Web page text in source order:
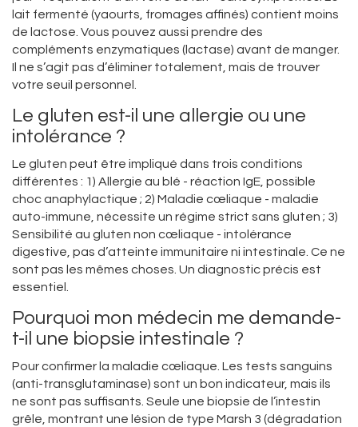
lait fermenté (yaourts, fromages affinés) contient moins
de lactose. Vous pouvez aussi prendre des
compléments enzymatiques (lactase) avant de manger.
Il ne s’agit pas d’éliminer totalement, mais de trouver
votre seuil personnel.
Le gluten est-il une allergie ou une
intolérance ?
Le gluten peut être impliqué dans trois conditions
différentes : 1) Allergie au blé - réaction IgE, possible
choc anaphylactique ; 2) Maladie cœliaque - maladie
auto-immune, nécessite un régime strict sans gluten ; 3)
Sensibilité au gluten non cœliaque - intolérance
digestive, pas d’atteinte immunitaire ni intestinale. Ce ne
sont pas les mêmes choses. Un diagnostic précis est
essentiel.
Pourquoi mon médecin me demande-
t-il une biopsie intestinale ?
Pour confirmer la maladie cœliaque. Les tests sanguins
(anti-transglutaminase) sont un bon indicateur, mais ils
ne sont pas suffisants. Seule une biopsie de l’intestin
grêle, montrant une lésion de type Marsh 3 (dégradation